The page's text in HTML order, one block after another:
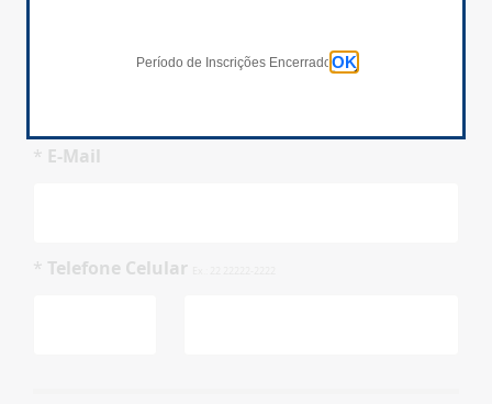
* E-Mail
* Telefone Celular
Período de Inscrições Encerrado OK